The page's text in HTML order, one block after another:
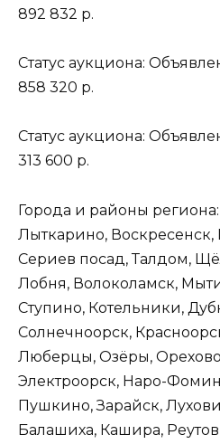
892 832 р.
Статус аукциона:
858 320 р.
Статус аукциона:
313 600 р.
Города и районы
Лыткарино,
Сериев посад, Талдом,
Лобня, Волоколамск,
Ступино, Котельники,
Солнечноорск,
Люберцы, Озёры,
Электроорск, Наро-
Пушкино, Зарайск,
Балашиха, Кашира,